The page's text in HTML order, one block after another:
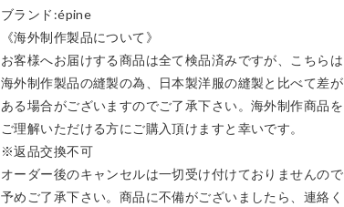
ブランド:épine
《海外制作製品について》
お客様へお届けする商品は全て検品済みですが、こちらは
海外制作製品の縫製の為、日本製洋服の縫製と比べて差が
ある場合がございますのでご了承下さい。海外制作商品を
ご理解いただける方にご購入頂けますと幸いです。
※返品交換不可
オーダー後のキャンセルは一切受け付けておりませんので
予めご了承下さい。商品に不備がございましたら、連絡く